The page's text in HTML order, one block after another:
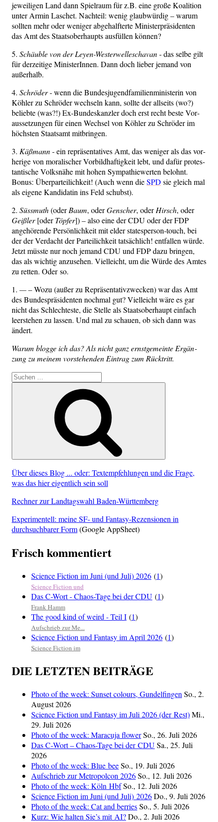
jewei­li­gen Land dann Spiel­raum für z.B. eine gro­ße Koali­ti­on
unter Armin Laschet. Nach­teil: wenig glaub­wür­dig – war­um
soll­ten mehr oder weni­ger abge­half­ter­te Minis­ter­prä­si­den­ten
das Amt des Staats­ober­haupts aus­fül­len können?
5. Schäub­le von der Ley­en-Wes­ter­wel­lescha­van- das sel­be gilt
für der­zei­ti­ge Minis­te­rIn­nen. Dann doch lie­ber jemand von
außerhalb.
4. Schrö­der- wenn die Bun­des­ju­gend­fa­mi­li­en­mi­nis­te­rin von
Köh­ler zu Schrö­der wech­seln kann, soll­te der all­seits (wo?)
belieb­te (was?!) Ex-Bun­des­kanz­ler doch erst recht bes­te Vor­
aus­set­zun­gen für einen Wech­sel von Köh­ler zu Schrö­der im
höchs­ten Staats­amt mitbringen.
3. Käß­mann- ein reprä­sen­ta­ti­ves Amt, das weni­ger als das vor­
he­ri­ge von mora­li­scher Vor­bild­haf­tig­keit lebt, und dafür pro­tes­
tan­ti­sche Volks­nä­he mit hohen Sym­pa­thie­wer­ten belohnt.
Bonus: Über­par­tei­lich­keit! (Auch wenn dieSPD sie gleich mal
als eige­ne Kan­di­da­tin ins Feld schubst).
2. Süss­muth(oderBaum, oderGen­scher, oderHirsch, oder
Geiß­ler[oderTöp­fer]) – also eine der CDU oder der FDP
ange­hö­ren­de Per­sön­lich­keit mit elder sta­tes­per­son-touch, bei
der der Ver­dacht der Par­tei­lich­keit tat­säch­lich! ent­fal­len wür­de.
Jetzt müss­te nur noch jemand CDU und FDP dazu brin­gen,
das als wich­tig anzu­se­hen. Viel­leicht, um die Wür­de des Amtes
zu ret­ten. Oder so.
1. —– Wozu (außer zu Reprä­sen­ta­tiv­zwe­cken) war das Amt
des Bun­des­prä­si­den­ten noch­mal gut? Viel­leicht wäre es gar
nicht das Schlech­tes­te, die Stel­le als Staats­ober­haupt ein­fach
leer­ste­hen zu las­sen. Und mal zu schau­en, ob sich dann was
ändert.
War­um blog­ge ich das? Als nicht ganz ernst­ge­mein­te Ergän­
zung zu mei­nem vor­ste­hen­den Ein­trag zum Rücktritt.
Suche
nach:
Über dieses Blog ... oder: Textempfehlungen und die Frage,
was das hier eigentlich sein soll
Rechner zur Landtagswahl Baden-Württemberg
Experimentell: meine SF- und Fantasy-Rezensionen in
durchsuchbarer Form(Google AppSheet)
Frisch kommentiert
Science Fiction im Juni (und Juli) 2026 (1)
Science Fiction und
Das C-Wort - Chaos-Tage bei der CDU (1)
Frank Hamm
The good kind of weird - Teil I (1)
Aufschrieb zur Me...
Science Fiction und Fantasy im April 2026 (1)
Science Fiction im
DIE LETZTEN BEITRÄGE
Photo of the week: Sunset colours, Gundelfingen So., 2.
August 2026
Science Fiction und Fantasy im Juli 2026 (der Rest)Mi.,
29. Juli 2026
Photo of the week: Maracuja flowerSo., 26. Juli 2026
Das C‑Wort – Chaos-Tage bei der CDUSa., 25. Juli
2026
Photo of the week: Blue beeSo., 19. Juli 2026
Aufschrieb zur Metropolcon 2026So., 12. Juli 2026
Photo of the week: Köln HbfSo., 12. Juli 2026
Science Fiction im Juni (und Juli) 2026Do., 9. Juli 2026
Photo of the week: Cat and berriesSo., 5. Juli 2026
Kurz: Wie halten Sie’s mit AI?Do., 2. Juli 2026